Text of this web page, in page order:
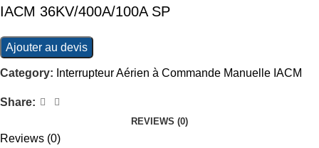
IACM 36KV/400A/100A SP
Ajouter au devis
Category: Interrupteur Aérien à Commande Manuelle IACM
Share:
REVIEWS (0)
Reviews (0)